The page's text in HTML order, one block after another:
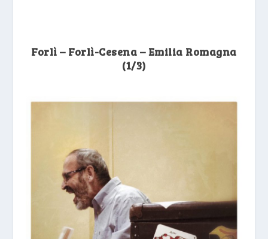
Forlì – Forlì-Cesena – Emilia Romagna
(1/3)